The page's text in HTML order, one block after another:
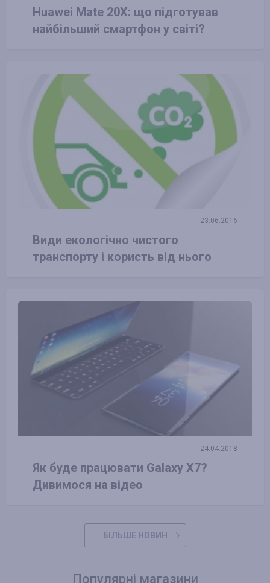
Huawei Mate 20X: що підготував
найбільший смартфон у світі?
23.06.2016
Види екологічно чистого
транспорту і користь від нього
24.04.2018
Як буде працювати Galaxy X7?
Дивимося на відео
БІЛЬШЕ НОВИН
Популярні магазини